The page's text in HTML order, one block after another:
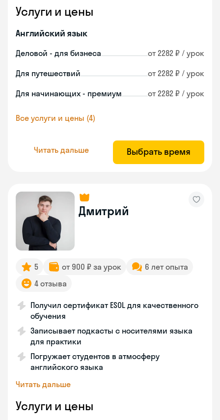
Услуги и цены
Английский язык
Деловой - для бизнеса от 2282 ₽ / урок
Для путешествий от 2282 ₽ / урок
Для начинающих - премиум от 2282 ₽ / урок
Все услуги и цены (4)
Читать дальше Выбрать время
Дмитрий
5 от 900 ₽ за урок
6 лет опыта
4 отзыва
Получил сертификат ESOL для качественного
обучения
Записывает подкасты с носителями языка
для практики
Погружает студентов в атмосферу
английского языка
Читать дальше
Услуги и цены